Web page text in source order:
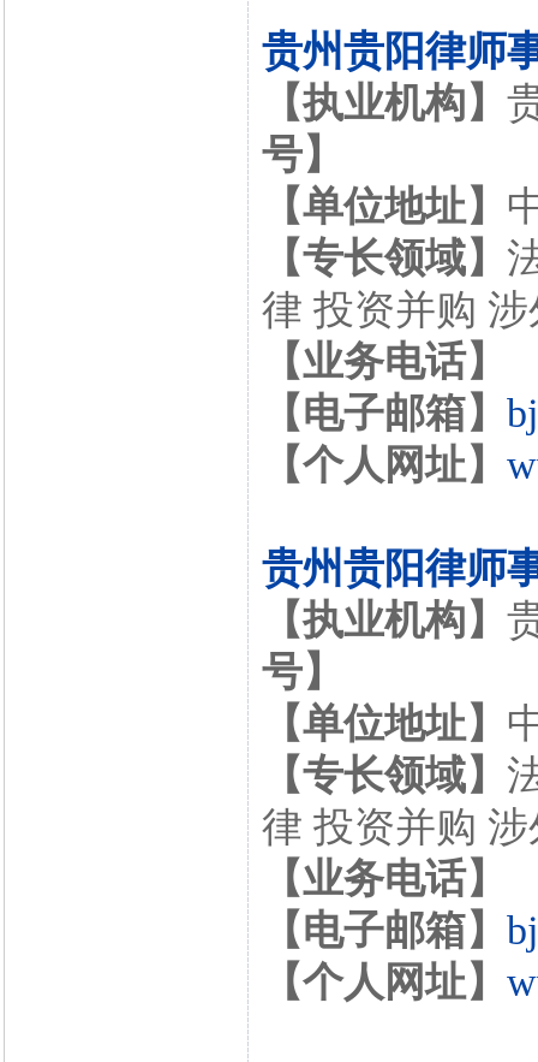
贵州贵阳律师
【执业机构】
号】
【单位地址】
【专长领域】
律 投资并购
【业务电话】
【电子邮箱】
【个人网址】
贵州贵阳律师
【执业机构】
号】
【单位地址】
【专长领域】
律 投资并购
【业务电话】
【电子邮箱】
【个人网址】